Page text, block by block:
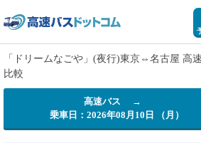
「ドリームなごや」(夜行)東京⇔名古屋 高
比較
高速バス →
乗車日：2026年08月10日 （月）